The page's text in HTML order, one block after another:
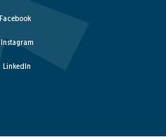
Facebook
Instagram
LinkedIn